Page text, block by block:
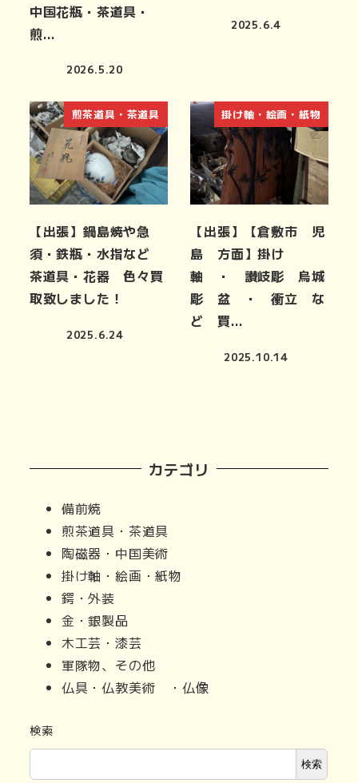
中国花瓶・茶道具・
煎…
2026.5.20
2025.6.4
煎茶道具・茶道具
【出張】鍋島焼や急
須・鉄瓶・水指など
茶道具・花器 色々買
取致しました！
2025.6.24
掛け軸・絵画・紙物
【出張】【倉敷市 児
島 方面】掛け
軸 ・ 讃岐彫 烏城
彫 盆 ・ 衝立 な
ど 買…
2025.10.14
カテゴリ
備前焼
煎茶道具・茶道具
陶磁器・中国美術
掛け軸・絵画・紙物
鍔・外装
金・銀製品
木工芸・漆芸
軍隊物、その他
仏具・仏教美術 ・仏像
検索
検索